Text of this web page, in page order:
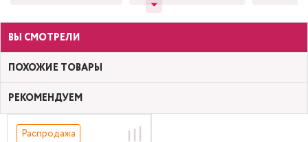
ВЫ СМОТРЕЛИ
ПОХОЖИЕ ТОВАРЫ
РЕКОМЕНДУЕМ
Распродажа